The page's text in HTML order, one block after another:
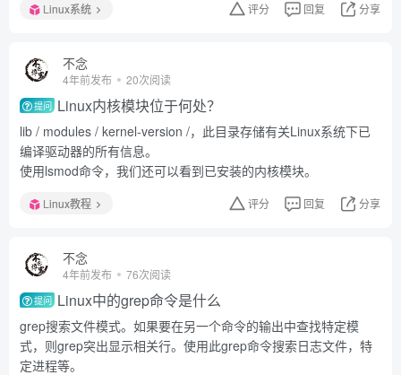
Linux系统 评分 回复 分享
不念
4年前发布 20次阅读
提问 Linux内核模块位于何处？
lib / modules / kernel-version /，此目录存储有关Linux系统下已
编译驱动器的所有信息。
使用lsmod命令，我们还可以看到已安装的内核模块。
Linux教程 评分 回复 分享
不念
4年前发布 76次阅读
提问 Linux中的grep命令是什么
grep搜索文件模式。如果要在另一个命令的输出中查找特定模
式，则grep突出显示相关行。使用此grep命令搜索日志文件，特
定进程等。